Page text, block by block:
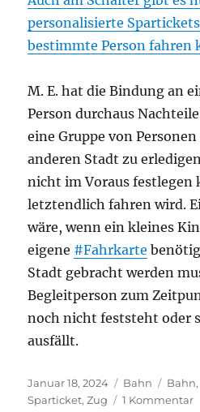
personalisierte
bestimmte Person fahren
M. E. hat die Bindung an
Person durchaus
eine Gruppe von
anderen Stadt zu
nicht im Voraus festlegen
letztendlich fahren wird.
wäre, wenn ein kleines
eigene #Fahrkarte
Stadt gebracht werden
Begleitperson zum
noch nicht feststeht oder
ausfällt.
Veröffentlicht
am
Januar 18, 2024 Kategorien
Bahn Bahn,
Sparticket,Zug 1 Kommentarzu